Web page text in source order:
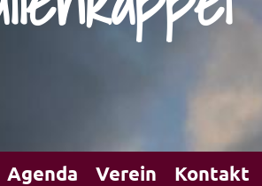
Agenda Verein Kontakt